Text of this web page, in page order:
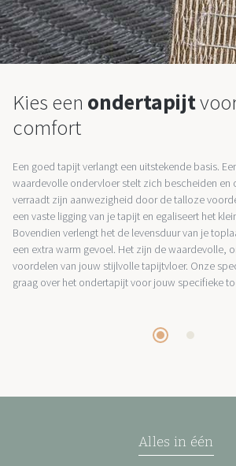
Kies een ondertapijt
comfort
Een goed tapijt verlangt een uitstekende basis.
waardevolle ondervloer stelt zich bescheiden en
verraadt zijn aanwezigheid door de talloze
een vaste ligging van je tapijt en egaliseert het
Bovendien verlengt het de levensduur van je
een extra warm gevoel. Het zijn de waardevolle,
voordelen van jouw stijlvolle tapijtvloer. Onze
graag over het ondertapijt voor jouw specifieke
Alles in één